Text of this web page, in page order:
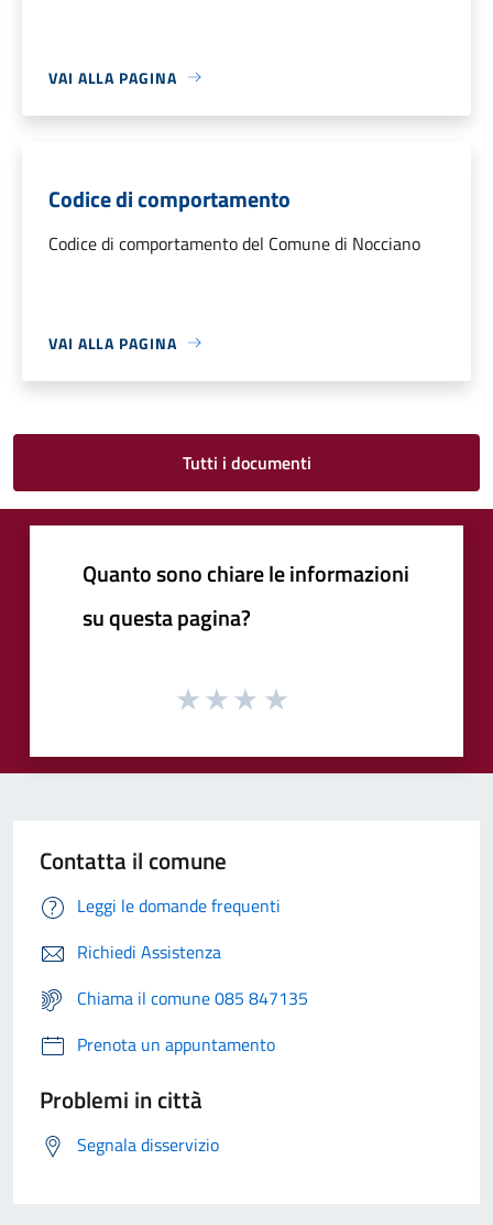
VAI ALLA PAGINA
Codice di comportamento
Codice di comportamento del Comune di Nocciano
VAI ALLA PAGINA
Tutti i documenti
Quanto sono chiare le informazioni
su questa pagina?
Contatta il comune
Leggi le domande frequenti
Richiedi Assistenza
Chiama il comune 085 847135
Prenota un appuntamento
Problemi in città
Segnala disservizio